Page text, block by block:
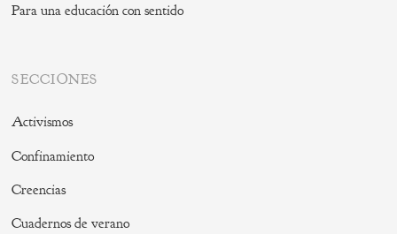
Para una educación con sentido
SECCIONES
Activismos
Confinamiento
Creencias
Cuadernos de verano